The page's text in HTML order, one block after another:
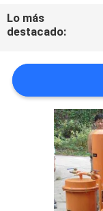
NOTICIAS
UNA
CITA
Lo más
destacado: